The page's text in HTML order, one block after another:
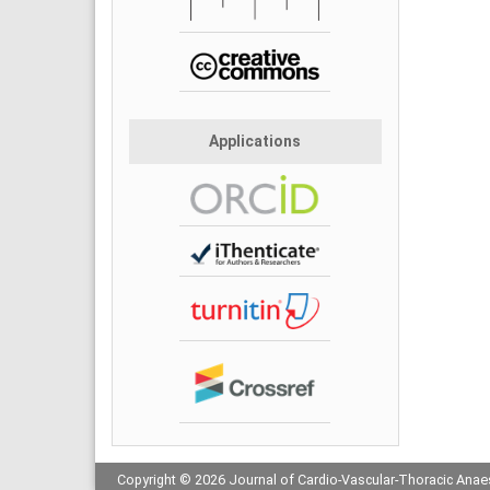
Applications
Copyright © 2026 Journal of Cardio-Vascular-Thoracic